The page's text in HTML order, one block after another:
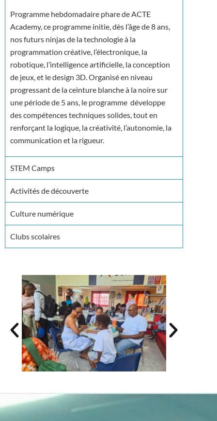
Programme hebdomadaire phare de ACTE
Academy, ce programme initie, dès l’âge de 8 ans,
nos futurs ninjas de la technologie à la
programmation créative, l’électronique, la
robotique, l’intelligence artificielle, la conception
de jeux, et le design 3D. Organisé en niveau
progressant de la ceinture blanche à la noire sur
une période de 5 ans, le programme développe
des compétences techniques solides, tout en
renforçant la logique, la créativité, l’autonomie, la
communication et la rigueur.
STEM Camps
Activités de découverte
Culture numérique
Clubs scolaires